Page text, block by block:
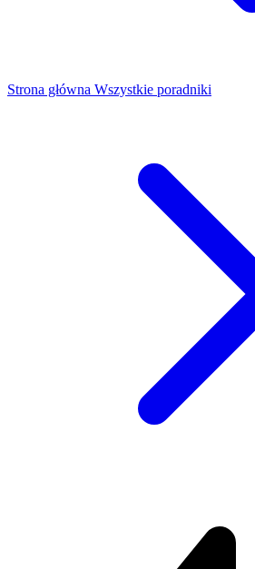
Strona główna Wszystkie poradniki